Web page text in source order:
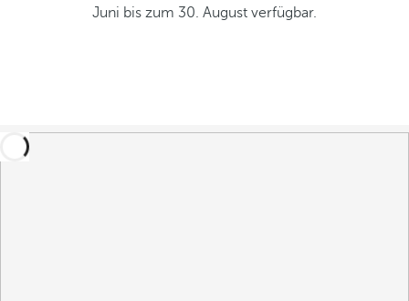
Juni bis zum 30. August verfügbar.